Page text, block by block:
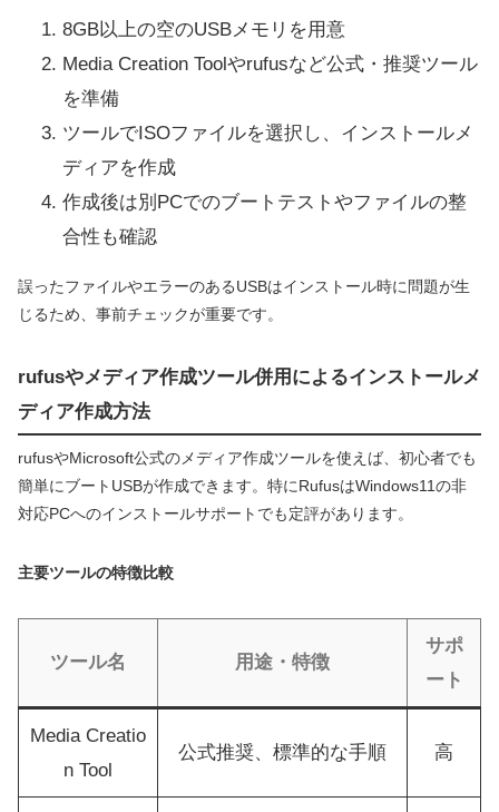
8GB以上の空のUSBメモリを用意
Media Creation Toolやrufusなど公式・推奨ツール
を準備
ツールでISOファイルを選択し、インストールメ
ディアを作成
作成後は別PCでのブートテストやファイルの整
合性も確認
誤ったファイルやエラーのあるUSBはインストール時に問題が生
じるため、事前チェックが重要です。
rufusやメディア作成ツール併用によるインストールメ
ディア作成方法
rufusやMicrosoft公式のメディア作成ツールを使えば、初心者でも
簡単にブートUSBが作成できます。特にRufusはWindows11の非
対応PCへのインストールサポートでも定評があります。
主要ツールの特徴比較
ツール名 用途・特徴
サポ
ート
Media Creatio
n Tool
公式推奨、標準的な手順 高